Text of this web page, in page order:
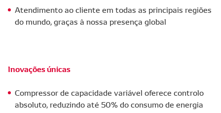
Atendimento ao cliente em todas as principais regiões
do mundo, graças à nossa presença global
Inovações únicas
Compressor de capacidade variável oferece controlo
absoluto, reduzindo até 50% do consumo de energia